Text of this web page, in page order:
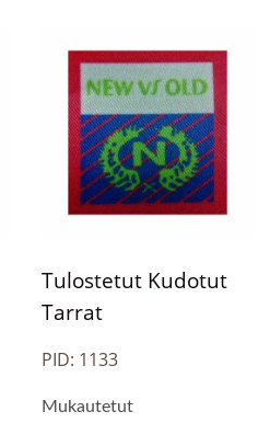
Tulostetut Kudotut
Tarrat
PID: 1133
Mukautetut